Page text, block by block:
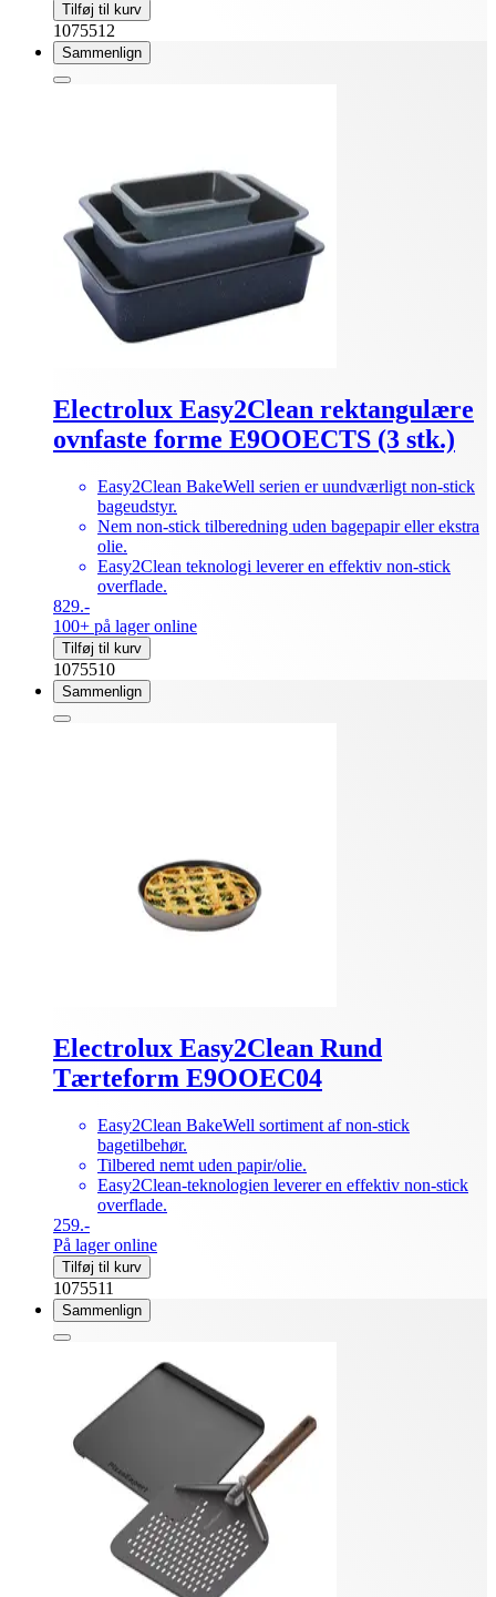
Tilføj til kurv
1075512
Sammenlign
Electrolux Easy2Clean rektangulære
ovnfaste forme E9OOECTS (3 stk.)
Easy2Clean BakeWell serien er uundværligt non-stick
bageudstyr.
Nem non-stick tilberedning uden bagepapir eller ekstra
olie.
Easy2Clean teknologi leverer en effektiv non-stick
overflade.
829.-
100+ på lager online
Tilføj til kurv
1075510
Sammenlign
Electrolux Easy2Clean Rund
Tærteform E9OOEC04
Easy2Clean BakeWell sortiment af non-stick
bagetilbehør.
Tilbered nemt uden papir/olie.
Easy2Clean-teknologien leverer en effektiv non-stick
overflade.
259.-
På lager online
Tilføj til kurv
1075511
Sammenlign